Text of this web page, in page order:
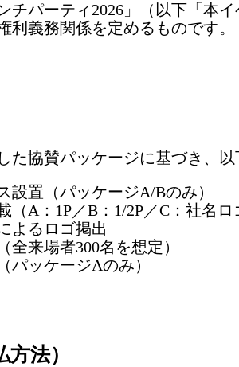
チパーティ2026」（以下「本
利義務関係を定めるものです。
た協賛パッケージに基づき、
設置（パッケージA/Bのみ）
A：1P／B：1/2P／C：社名ロ
よるロゴ掲出
来場者300名を想定）
パッケージAのみ）
法）